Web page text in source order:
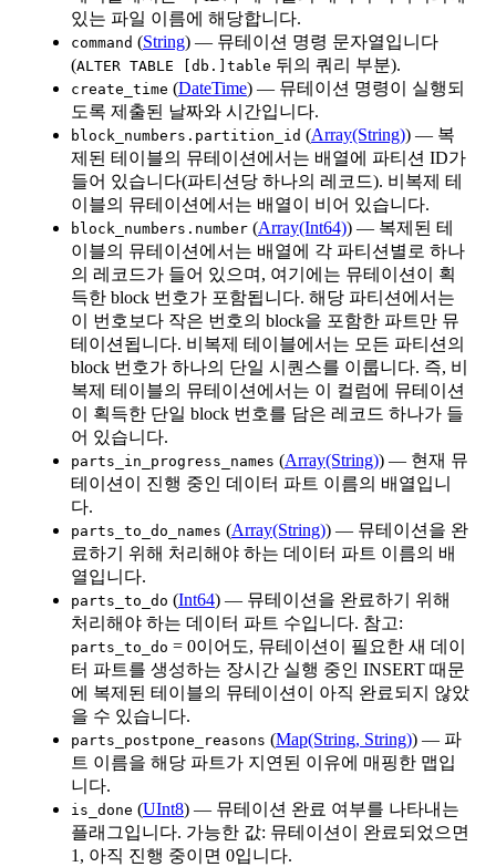
있는 파일 이름에 해당합니다.
command (String) — 뮤테이션 명령 문자열입니다
(ALTER TABLE [db.]table 뒤의 쿼리 부분).
create_time (DateTime) — 뮤테이션 명령이 실행되
도록 제출된 날짜와 시간입니다.
block_numbers.partition_id (Array(String)) — 복
제된 테이블의 뮤테이션에서는 배열에 파티션 ID가
들어 있습니다(파티션당 하나의 레코드). 비복제 테
이블의 뮤테이션에서는 배열이 비어 있습니다.
block_numbers.number (Array(Int64)) — 복제된 테
이블의 뮤테이션에서는 배열에 각 파티션별로 하나
의 레코드가 들어 있으며, 여기에는 뮤테이션이 획
득한 block 번호가 포함됩니다. 해당 파티션에서는
이 번호보다 작은 번호의 block을 포함한 파트만 뮤
테이션됩니다. 비복제 테이블에서는 모든 파티션의
block 번호가 하나의 단일 시퀀스를 이룹니다. 즉, 비
복제 테이블의 뮤테이션에서는 이 컬럼에 뮤테이션
이 획득한 단일 block 번호를 담은 레코드 하나가 들
어 있습니다.
parts_in_progress_names (Array(String)) — 현재 뮤
테이션이 진행 중인 데이터 파트 이름의 배열입니
다.
parts_to_do_names (Array(String)) — 뮤테이션을 완
료하기 위해 처리해야 하는 데이터 파트 이름의 배
열입니다.
parts_to_do (Int64) — 뮤테이션을 완료하기 위해
처리해야 하는 데이터 파트 수입니다. 참고:
parts_to_do = 0이어도, 뮤테이션이 필요한 새 데이
터 파트를 생성하는 장시간 실행 중인 INSERT 때문
에 복제된 테이블의 뮤테이션이 아직 완료되지 않았
을 수 있습니다.
parts_postpone_reasons (Map(String, String)) — 파
트 이름을 해당 파트가 지연된 이유에 매핑한 맵입
니다.
is_done (UInt8) — 뮤테이션 완료 여부를 나타내는
플래그입니다. 가능한 값: 뮤테이션이 완료되었으면
1, 아직 진행 중이면 0입니다.